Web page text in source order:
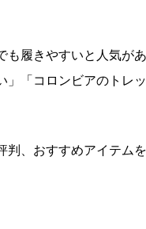
履きやすいと人気があ
」「コロンビアのトレ
、おすすめアイテムを